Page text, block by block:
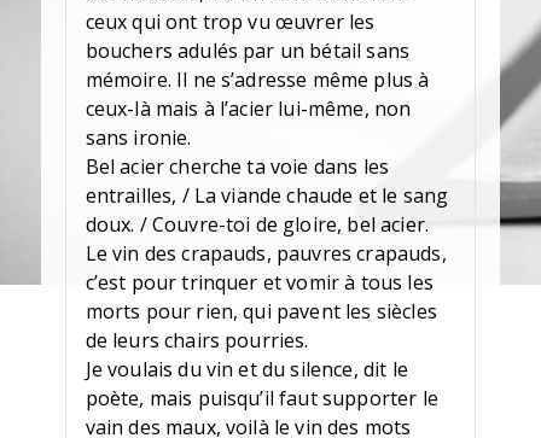
ceux qui ont trop vu œuvrer les
bouchers adulés par un bétail sans
mémoire. Il ne s’adresse même plus à
ceux-là mais à l’acier lui-même, non
sans ironie.
Bel acier cherche ta voie dans les
entrailles, / La viande chaude et le sang
doux. / Couvre-toi de gloire, bel acier.
Le vin des crapauds, pauvres crapauds,
c’est pour trinquer et vomir à tous les
morts pour rien, qui pavent les siècles
de leurs chairs pourries.
Je voulais du vin et du silence, dit le
poète, mais puisqu’il faut supporter le
vain des maux, voilà le vin des mots